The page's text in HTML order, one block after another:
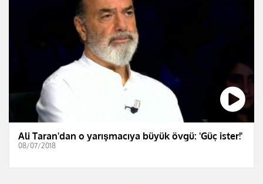
Ali Taran'dan o yarışmacıya büyük övgü: 'Güç ister!'
08/07/2018